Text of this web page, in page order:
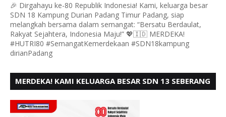
🎉 Dirgahayu ke-80 Republik Indonesia! Kami, keluarga besar
SDN 18 Kampung Durian Padang Timur Padang, siap
melangkah bersama dalam semangat: “Bersatu Berdaulat,
Rakyat Sejahtera, Indonesia Maju!” 💖🇮🇩 MERDEKA!
#HUTRI80 #SemangatKemerdekaan #SDN18kampung
dirianPadang
MERDEKA! KAMI KELUARGA BESAR SDN 13 SEBERANG